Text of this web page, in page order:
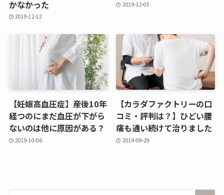
かなかった
2019-12-12
2019-12-05
【妊娠高血圧症】産後10年
経つのにまだ血圧が下がら
ないのは他に原因がある？
2019-10-06
【カラダファクトリーの口
コミ・評判は？】ひどい腰
痛も通い続けて治りました
2019-09-29